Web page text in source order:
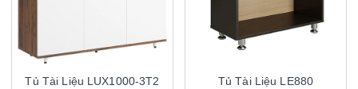
Tủ Tài Liệu LUX1000-3T2 Tủ Tài Liệu LE880